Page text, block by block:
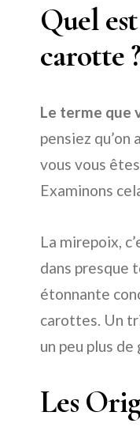
Quel
carotte ?
Le terme que
pensiez
vous vous
Examinons
La mirepoix,
dans presque
étonnante
carottes. Un
un peu plus de
Les